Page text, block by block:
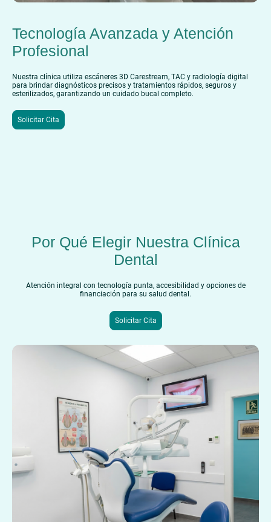
Tecnología Avanzada y Atención
Profesional
Nuestra clínica utiliza escáneres 3D Carestream, TAC y radiología digital
para brindar diagnósticos precisos y tratamientos rápidos, seguros y
esterilizados, garantizando un cuidado bucal completo.
Solicitar Cita
Por Qué Elegir Nuestra Clínica
Dental
Atención integral con tecnología punta, accesibilidad y opciones de
financiación para su salud dental.
Solicitar Cita